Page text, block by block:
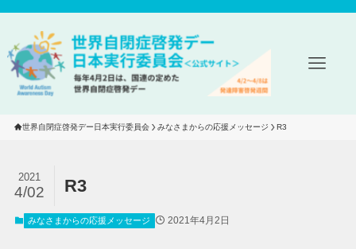
世界自閉症啓発デー日本実行委員会 みなさまからの応援メッセージ R3
R3
2021
4/02
みなさまからの応援メッセージ 2021年4月2日